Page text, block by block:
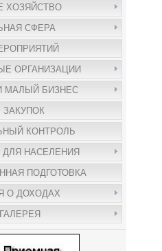
ХОЗЯЙСТВО
СФЕРА
ОРГАНИЗАЦИИ
МАЛЫЙ БИЗНЕС
ЗАКУПОК
КОНТРОЛЬ
НАСЕЛЕНИЯ
ПОДГОТОВКА
О ДОХОДАХ